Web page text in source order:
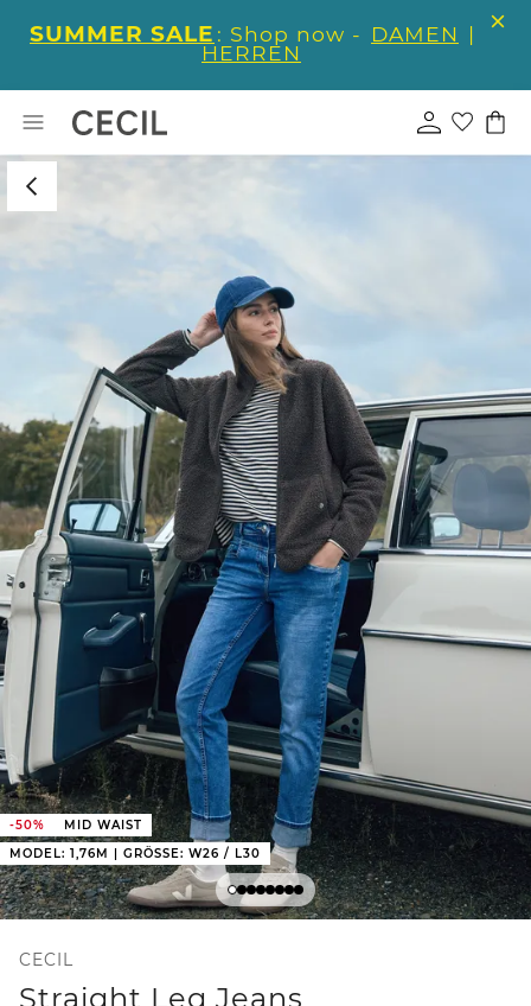
SUMMER SALE : Shop now - DAMEN |
HERREN
-50%
MID WAIST
MODEL: 1,76M | GRÖSSE: W26 / L30
CECIL
Straight Leg Jeans